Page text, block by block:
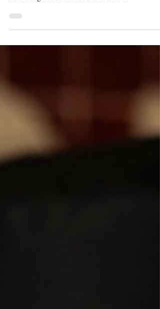
La Carmencita es la taberna histórica de Madrid